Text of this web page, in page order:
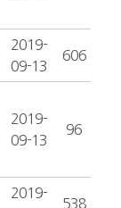
2019-
09-13
606
2019-
09-13
96
2019-
538